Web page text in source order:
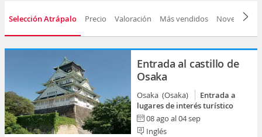
Selección Atrápalo Precio Valoración Más vendidos Novedad
Entrada al castillo de
Osaka
Osaka (Osaka)
Entrada a
lugares de interés turístico
08 ago al 04 sep
Inglés